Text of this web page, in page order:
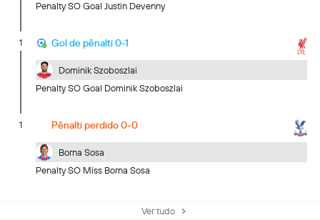
Penalty SO Goal Justin Devenny
1 Gol de pênalti 0-1
Dominik Szoboszlai
Penalty SO Goal Dominik Szoboszlai
1 Pênalti perdido 0-0
Borna Sosa
Penalty SO Miss Borna Sosa
Ver tudo